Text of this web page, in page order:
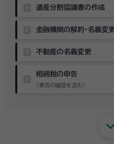
遺産分割協議書の作成
金融機関の解約・名義変
不動産の名義変更
相続税の申告
（要否の確認を含む）